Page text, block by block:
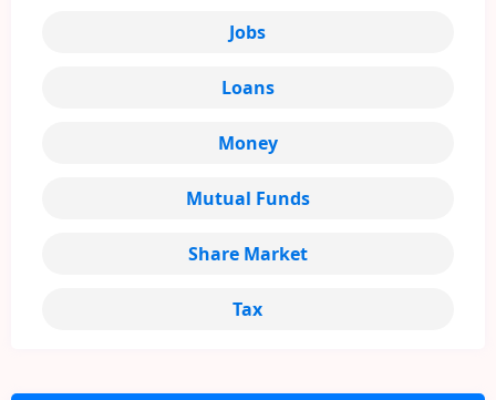
Jobs
Loans
Money
Mutual Funds
Share Market
Tax